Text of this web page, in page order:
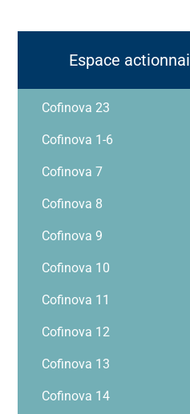
Espace
Cofinova 23
Cofinova 1-6
Cofinova 7
Cofinova 8
Cofinova 9
Cofinova 10
Cofinova 11
Cofinova 12
Cofinova 13
Cofinova 14